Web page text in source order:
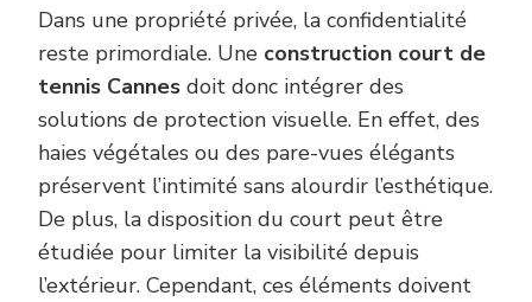
Dans une propriété privée, la confidentialité
reste primordiale. Une construction court de
tennis Cannes doit donc intégrer des
solutions de protection visuelle. En effet, des
haies végétales ou des pare-vues élégants
préservent l’intimité sans alourdir l’esthétique.
De plus, la disposition du court peut être
étudiée pour limiter la visibilité depuis
l’extérieur. Cependant, ces éléments doivent